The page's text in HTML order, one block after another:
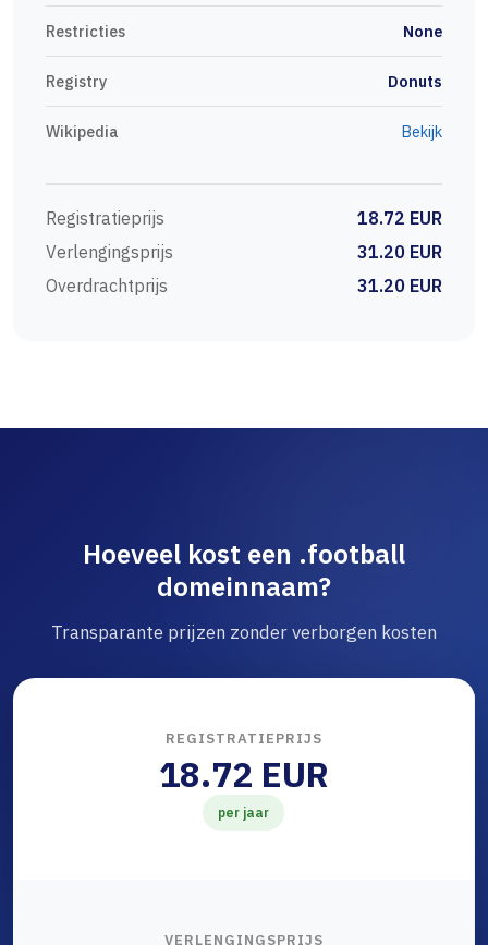
Restricties None
Registry Donuts
Wikipedia Bekijk
Registratieprijs
18.72 EUR
Verlengingsprijs
31.20 EUR
Overdrachtprijs
31.20 EUR
Hoeveel kost een .football
domeinnaam?
Transparante prijzen zonder verborgen kosten
REGISTRATIEPRIJS
18.72 EUR
per jaar
VERLENGINGSPRIJS